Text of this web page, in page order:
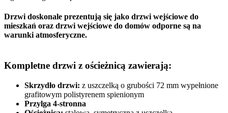
Drzwi doskonale prezentują się jako drzwi wejściowe do
mieszkań oraz drzwi wejściowe do domów odporne są na
warunki atmosferyczne.
Kompletne drzwi z ościeżnicą zawierają:
Skrzydło drzwi: z uszczelką o grubości 72 mm wypełnione
grafitowym polistyrenem spienionym
Przylga 4-stronna